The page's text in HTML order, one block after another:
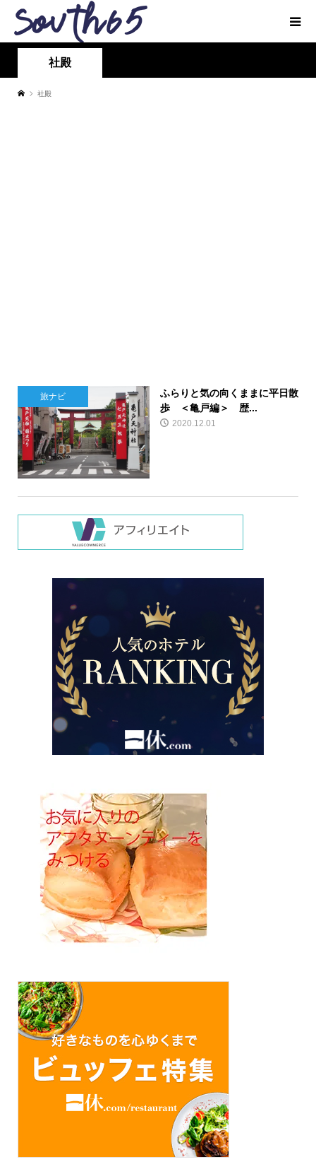
社殿
社殿
旅ナビ
ふらりと気の向くままに平日散
歩 ＜亀戸編＞ 歴...
2020.12.01